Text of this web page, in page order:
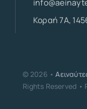
Κοραή 7Α,
© 2026 •
Rights Reserved •